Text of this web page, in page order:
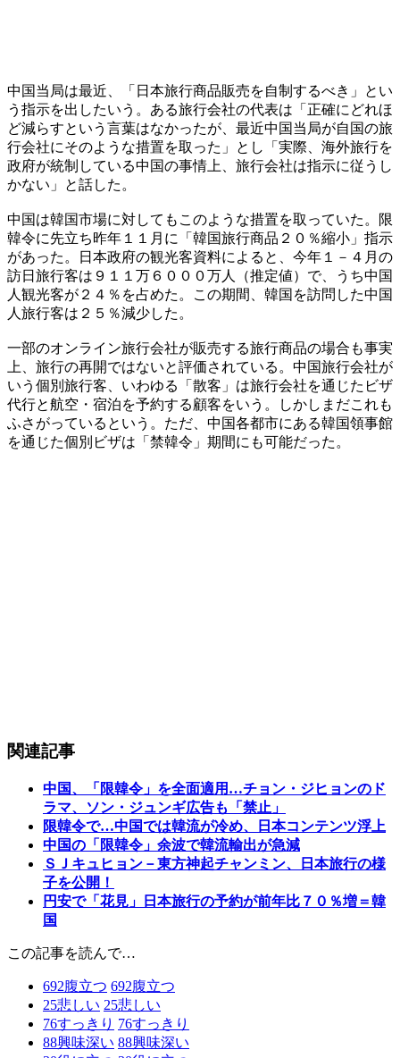
中国当局は最近、「日本旅行商品販売を自制するべき」とい
う指示を出したいう。ある旅行会社の代表は「正確にどれほ
ど減らすという言葉はなかったが、最近中国当局が自国の旅
行会社にそのような措置を取った」とし「実際、海外旅行を
政府が統制している中国の事情上、旅行会社は指示に従うし
かない」と話した。
中国は韓国市場に対してもこのような措置を取っていた。限
韓令に先立ち昨年１１月に「韓国旅行商品２０％縮小」指示
があった。日本政府の観光客資料によると、今年１－４月の
訪日旅行客は９１１万６０００万人（推定値）で、うち中国
人観光客が２４％を占めた。この期間、韓国を訪問した中国
人旅行客は２５％減少した。
一部のオンライン旅行会社が販売する旅行商品の場合も事実
上、旅行の再開ではないと評価されている。中国旅行会社が
いう個別旅行客、いわゆる「散客」は旅行会社を通じたビザ
代行と航空・宿泊を予約する顧客をいう。しかしまだこれも
ふさがっているという。ただ、中国各都市にある韓国領事館
を通じた個別ビザは「禁韓令」期間にも可能だった。
関連記事
中国、「限韓令」を全面適用…チョン・ジヒョンのド
ラマ、ソン・ジュンギ広告も「禁止」
限韓令で…中国では韓流が冷め、日本コンテンツ浮上
中国の「限韓令」余波で韓流輸出が急減
ＳＪキュヒョン－東方神起チャンミン、日本旅行の様
子を公開！
円安で「花見」日本旅行の予約が前年比７０％増＝韓
国
この記事を読んで…
692腹立つ 692腹立つ
25悲しい 25悲しい
76すっきり 76すっきり
88興味深い 88興味深い